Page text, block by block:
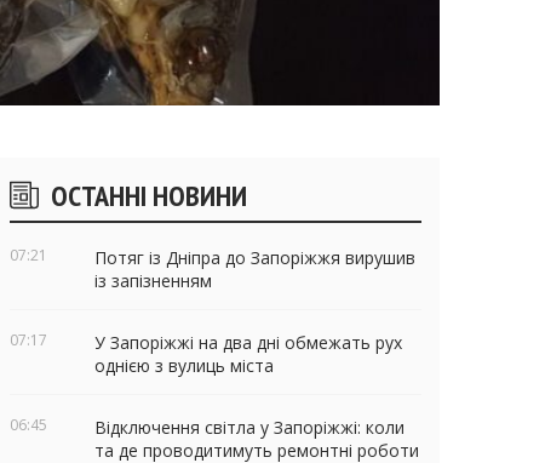
Бічні
віджети
ОСТАННІ НОВИНИ
07:21
Потяг із Дніпра до Запоріжжя вирушив
із запізненням
07:17
У Запоріжжі на два дні обмежать рух
однією з вулиць міста
06:45
Відключення світла у Запоріжжі: коли
та де проводитимуть ремонтні роботи